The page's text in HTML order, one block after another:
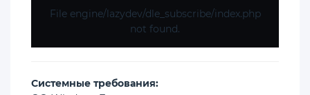
File engine/lazydev/dle_subscribe/index.php
not found.
Cистемные требования: